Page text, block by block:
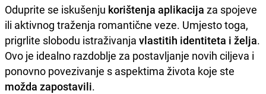
Oduprite se iskušenju korištenja aplikacija za spojeve
ili aktivnog traženja romantične veze. Umjesto toga,
prigrlite slobodu istraživanja vlastitih identiteta i želja.
Ovo je idealno razdoblje za postavljanje novih ciljeva i
ponovno povezivanje s aspektima života koje ste
možda zapostavili.